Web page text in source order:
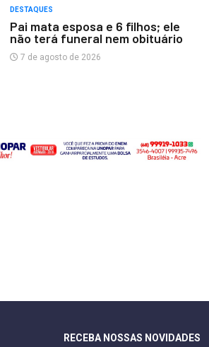
DESTAQUES
Pai mata esposa e 6 filhos; ele
não terá funeral nem obituário
7 de agosto de 2026
RECEBA NOSSAS NOVIDADES